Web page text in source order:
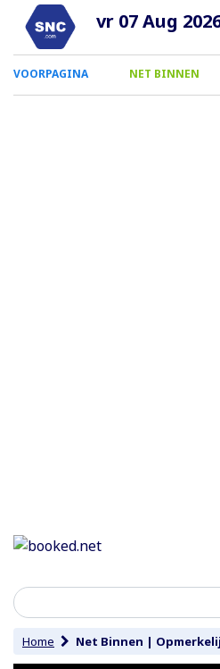
vr 07 Aug
0
Smartphone
VOORPAGINA NET BINNEN
Home Net Binnen |